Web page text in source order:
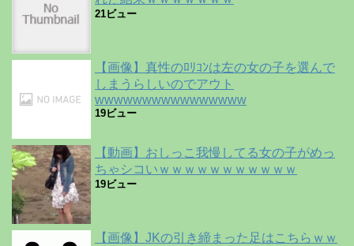
21ビュー
【画像】真性のﾛﾘｺﾝは左の女の子を選んで
しまうらしいのでアウト
wwwwwwwwwwwwwwww
19ビュー
【動画】おしっこ我慢してる女の子がめっ
ちゃシコいｗｗｗｗｗｗｗｗｗｗｗ
19ビュー
【画像】JKの引き締まった足はこちらｗｗ